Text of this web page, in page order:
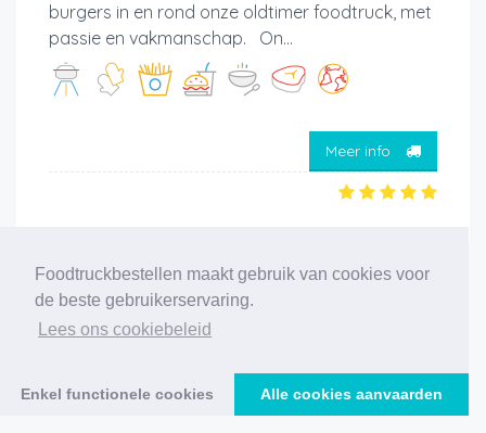
Foodtruckbestellen maakt gebruik van cookies voor
de beste gebruikerservaring.
Lees ons cookiebeleid
Enkel functionele cookies Alle cookies aanvaarden
burgers in en rond onze oldtimer foodtruck, met
passie en vakmanschap. On...
Meer info
‹ 1 2 3 4 5